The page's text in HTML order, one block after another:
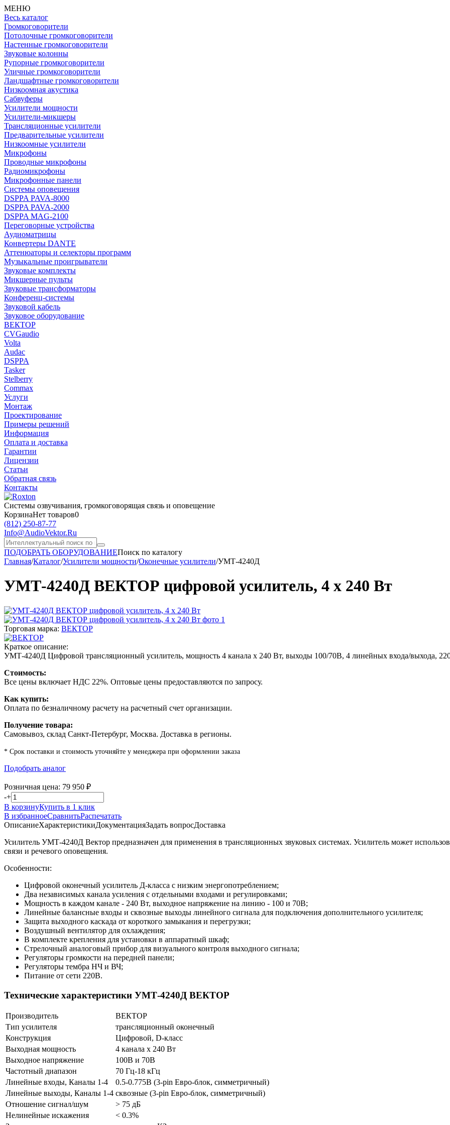
МЕНЮ
Весь каталог
Громкоговорители
Потолочные громкоговорители
Настенные громкоговорители
Звуковые колонны
Рупорные громкоговорители
Уличные громкоговорители
Ландшафтные громкоговорители
Низкоомная акустика
Сабвуферы
Усилители мощности
Усилители-микшеры
Трансляционные усилители
Предварительные усилители
Низкоомные усилители
Микрофоны
Проводные микрофоны
Радиомикрофоны
Микрофонные панели
Системы оповещения
DSPPA PAVA-8000
DSPPA PAVA-2000
DSPPA MAG-2100
Переговорные устройства
Аудиоматрицы
Конвертеры DANTE
Аттенюаторы и селекторы программ
Музыкальные проигрыватели
Звуковые комплекты
Микшерные пульты
Звуковые трансформаторы
Конференц-системы
Звуковой кабель
Звуковое оборудование
ВЕКТОР
CVGaudio
Volta
Audac
DSPPA
Tasker
Stelberry
Commax
Услуги
Монтаж
Проектирование
Примеры решений
Информация
Оплата и доставка
Гарантии
Лицензии
Статьи
Обратная связь
Контакты
Системы озвучивания, громкоговорящая связь и оповещение
КорзинаНет товаров0
(812) 250-87-77
Info@AudioVektor.Ru
ПОДОБРАТЬ ОБОРУДОВАНИЕПоиск по каталогу
Главная/Каталог/Усилители мощности/Оконечные усилители/УМТ-4240Д
УМТ-4240Д ВЕКТОР цифровой усилитель, 4 х 240 Вт
Торговая марка: ВЕКТОР
Краткое описание:
УМТ-4240Д Цифровой трансляционный усилитель, мощность 4 канала х 240 Вт, выходы 100/70В, 4 линейных входа/выхода,
Стоимость:
Все цены включает НДС 22%. Оптовые цены предоставляются по запросу.
Как купить:
Оплата по безналичному расчету на расчетный счет организации.
Получение товара:
Самовывоз, склад Санкт-Петербург, Москва. Доставка в регионы.
* Срок поставки и стоимость уточняйте у менеджера при оформлении заказа
Подобрать аналог
Розничная цена: 79 950 ₽
-+
В корзинуКупить в 1 клик
В избранноеСравнитьРаспечатать
ОписаниеХарактеристикиДокументацияЗадать вопросДоставка
Усилитель УМТ-4240Д Вектор предназначен для применения в трансляционных звуковых системах. Усилитель может
связи и речевого оповещения.
Особенности:
Цифровой оконечный усилитель Д-класса с низким энергопотреблением;
Два независимых канала усиления с отдельными входами и регулировками;
Мощность в каждом канале - 240 Вт, выходное напряжение на линию - 100 и 70В;
Линейные балансные входы и сквозные выходы линейного сигнала для подключения дополнительного усилителя;
Защита выходного каскада от короткого замыкания и перегрузки;
Воздушный вентилятор для охлаждения;
В комплекте крепления для установки в аппаратный шкаф;
Стрелочный аналоговый прибор для визуального контроля выходного сигнала;
Регуляторы громкости на передней панели;
Регуляторы тембра НЧ и ВЧ;
Питание от сети 220В.
Технические характеристики УМТ-4240Д ВЕКТОР
Производитель
ВЕКТОР
Тип усилителя
трансляционный оконечный
Конструкция
Цифровой, D-класс
Выходная мощность
4 канала х 240 Вт
Выходное напряжение
100В и 70В
Частотный диапазон
70 Гц-18 кГц
Линейные входы, Каналы 1-4
0.5-0.775В (3-pin Евро-блок, симметричный)
Линейные выходы, Каналы 1-4 сквозные (3-pin Евро-блок, симметричный)
Отношение сигнал/шум
> 75 дБ
Нелинейные искажения
< 0.3%